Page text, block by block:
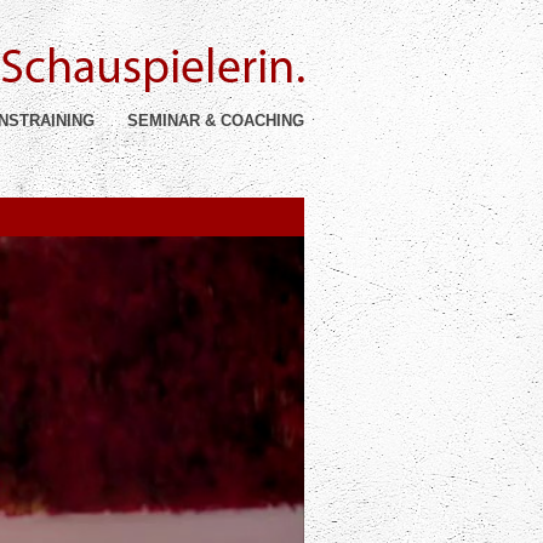
SEMINAR & COACHING